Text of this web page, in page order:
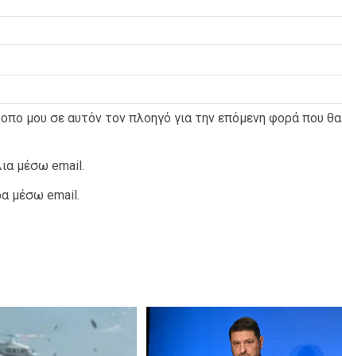
μου σε αυτόν τον πλοηγό για την επόμενη φορά που θα
μέσω email.
μέσω email.
αλλά η ζωή συνεχίζεται» – Η συγκινητική
ανάρτηση μετά την πτώση και το κάταγμα
Ομάδας
ΣΥΛΛΟΓΟΙ - ΕΝΩΣΕΙΣ
Νικόλαος Λαυράνος: Βαθιά θλίψη στο
Πυροσβεστικό Σώμα για την απώλεια των